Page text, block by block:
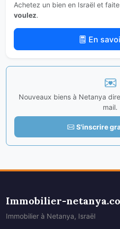
Achetez un bien en Israël et
voulez.
En
Nouveaux biens à Netanya
mail.
S'inscrire
Immobilier-
Immobilier à Netanya, Israël